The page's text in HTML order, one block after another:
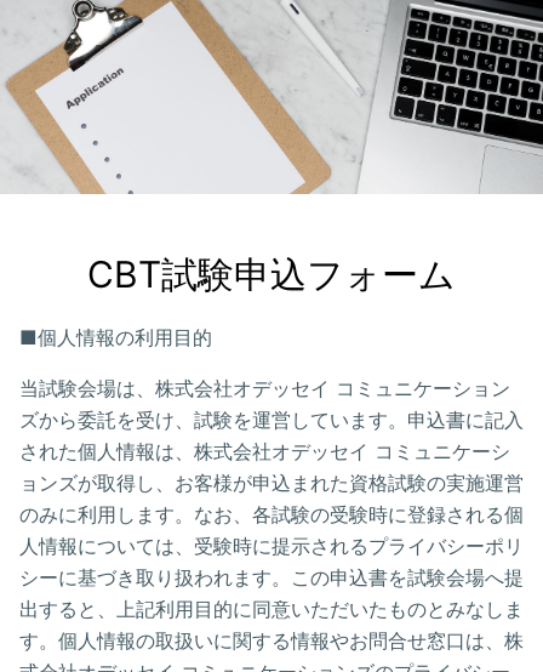
CBT試験申込フォーム
■個人情報の利用目的
当試験会場は、株式会社オデッセイ コミュニケーション
ズから委託を受け、試験を運営しています。申込書に記入
された個人情報は、株式会社オデッセイ コミュニケーシ
ョンズが取得し、お客様が申込まれた資格試験の実施運営
のみに利用します。なお、各試験の受験時に登録される個
人情報については、受験時に提示されるプライバシーポリ
シーに基づき取り扱われます。この申込書を試験会場へ提
出すると、上記利用目的に同意いただいたものとみなしま
す。個人情報の取扱いに関する情報やお問合せ窓口は、株